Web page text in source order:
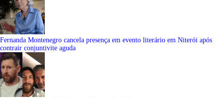
Fernanda Montenegro cancela presença em evento literário em Niterói após
contrair conjuntivite aguda